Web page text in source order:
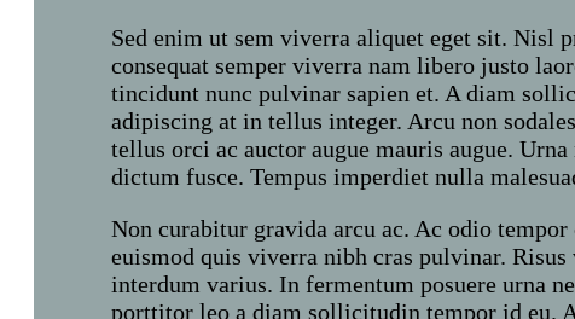
Sed enim ut sem viverra aliquet eget sit.
consequat semper viverra nam libero justo
tincidunt nunc pulvinar sapien et. A diam
adipiscing at in tellus integer. Arcu non
tellus orci ac auctor augue mauris augue.
dictum fusce. Tempus imperdiet nulla
Non curabitur gravida arcu ac. Ac odio
euismod quis viverra nibh cras pulvinar.
interdum varius. In fermentum posuere urna
porttitor leo a diam sollicitudin tempor id eu.